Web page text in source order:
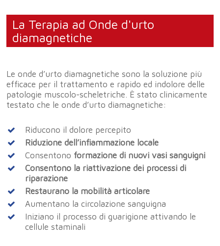
La Terapia ad Onde d'urto
diamagnetiche
Le onde d’urto diamagnetiche sono la soluzione più
efficace per il trattamento e rapido ed indolore delle
patologie muscolo-scheletriche. È stato clinicamente
testato che le onde d’urto diamagnetiche:
Riducono il dolore percepito
Riduzione dell’infiammazione locale
Consentono formazione di nuovi vasi sanguigni
Consentono la riattivazione dei processi di
riparazione
Restaurano la mobilità articolare
Aumentano la circolazione sanguigna
Iniziano il processo di guarigione attivando le
cellule staminali